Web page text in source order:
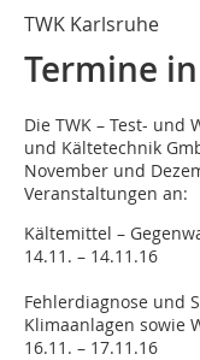
TWK Karlsruhe
Termine
Die TWK – Test-
und Kältetechnik
November und
Veranstaltungen an:
Kältemittel –
14.11. – 14.11.16
Fehlerdiagnose und
Klimaanlagen sowie
16.11. – 17.11.16